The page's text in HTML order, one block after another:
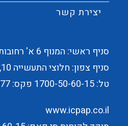
יצירת קשר
סניף ראשי: המנוף 6 א' רחובות
סניף צפון: חלוצי התעשייה 10,חיפה
טל:1700-50-60-15 פקס: 08-9157977
www.icpap.co.il